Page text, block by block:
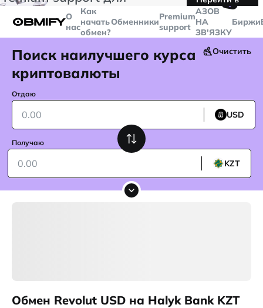
больше
$5000
Telegram
О
нас
Как
начать
обмен?
ОбменникиPremium
support
🤙
AЗОВ
НА
ЗВ'ЯЗКУ
Биржи
Поиск наилучшего курса
криптовалюты
Очистить
Отдаю
USD
Получаю
KZT
Обмен Revolut USD на Halyk Bank KZT